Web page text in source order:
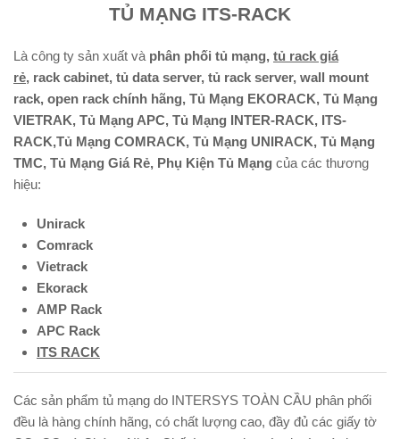
TỦ MẠNG ITS-RACK
Là công ty sản xuất và phân phối tủ mạng, tủ rack giá
rẻ, rack cabinet, tủ data server, tủ rack server, wall mount
rack, open rack chính hãng, Tủ Mạng EKORACK, Tủ Mạng
VIETRAK, Tủ Mạng APC, Tủ Mạng INTER-RACK, ITS-
RACK,Tủ Mạng COMRACK, Tủ Mạng UNIRACK, Tủ Mạng
TMC, Tủ Mạng Giá Rẻ, Phụ Kiện Tủ Mạng của các thương
hiệu:
Unirack
Comrack
Vietrack
Ekorack
AMP Rack
APC Rack
ITS RACK
Các sản phẩm tủ mạng do INTERSYS TOÀN CẦU phân phối
đều là hàng chính hãng, có chất lượng cao, đầy đủ các giấy tờ